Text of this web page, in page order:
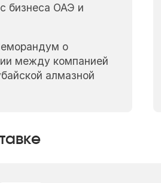
бизнеса ОАЭ и
о
между компанией
алмазной